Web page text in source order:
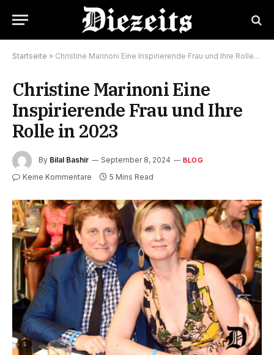
Startseite » Christine Marinoni Eine Inspirierende Frau und Ihre Rolle in 2023
Christine Marinoni Eine
Inspirierende Frau und Ihre
Rolle in 2023
By Bilal Bashir September 8, 2024 BLOG
Keine Kommentare 5 Mins Read